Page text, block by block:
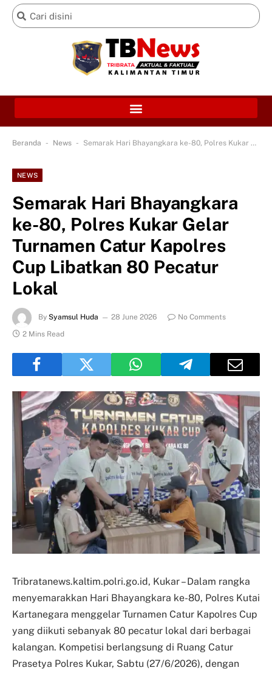
Beranda - News - Semarak Hari Bhayangkara ke-80, Polres Kukar Gelar Turnamen Catur Kapolres Cup Libatkan 80 Pecatur Lokal
NEWS
Semarak Hari Bhayangkara
ke-80, Polres Kukar Gelar
Turnamen Catur Kapolres
Cup Libatkan 80 Pecatur
Lokal
By Syamsul Huda 28 June 2026
No Comments
2 Mins Read
Tribratanews.kaltim.polri.go.id, Kukar – Dalam rangka
menyemarakkan Hari Bhayangkara ke-80, Polres Kutai
Kartanegara menggelar Turnamen Catur Kapolres Cup
yang diikuti sebanyak 80 pecatur lokal dari berbagai
kalangan. Kompetisi berlangsung di Ruang Catur
Prasetya Polres Kukar, Sabtu (27/6/2026), dengan